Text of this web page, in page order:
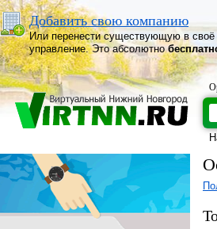
Добавить свою компанию
Или перенести существующую в своё
управление. Это абсолютно